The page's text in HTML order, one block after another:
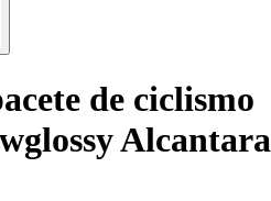
de ciclismo
Alcantara